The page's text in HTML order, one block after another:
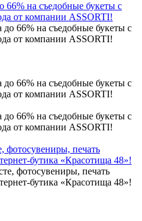
66% на съедобные букеты с
от компании ASSORTI!
фотосувениры, печать
бутика «Красотища 48»!